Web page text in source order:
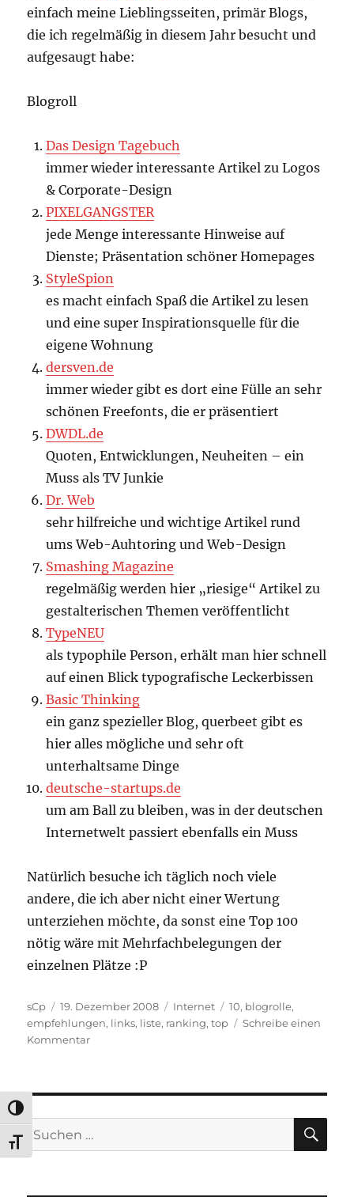
UMSCHALTEN AUF HOHE KONTRASTE
SCHRIFT VERGRÖSSERN
einfach meine Lieblingsseiten, primär Blogs,
die ich regelmäßig in diesem Jahr besucht und
aufgesaugt habe:
Blogroll
Das Design Tagebuch
immer wieder interessante Artikel zu Logos
& Corporate-Design
PIXELGANGSTER
jede Menge interessante Hinweise auf
Dienste; Präsentation schöner Homepages
StyleSpion
es macht einfach Spaß die Artikel zu lesen
und eine super Inspirationsquelle für die
eigene Wohnung
dersven.de
immer wieder gibt es dort eine Fülle an sehr
schönen Freefonts, die er präsentiert
DWDL.de
Quoten, Entwicklungen, Neuheiten – ein
Muss als TV Junkie
Dr. Web
sehr hilfreiche und wichtige Artikel rund
ums Web-Auhtoring und Web-Design
Smashing Magazine
regelmäßig werden hier „riesige“ Artikel zu
gestalterischen Themen veröffentlicht
TypeNEU
als typophile Person, erhält man hier schnell
auf einen Blick typografische Leckerbissen
Basic Thinking
ein ganz spezieller Blog, querbeet gibt es
hier alles mögliche und sehr oft
unterhaltsame Dinge
deutsche-startups.de
um am Ball zu bleiben, was in der deutschen
Internetwelt passiert ebenfalls ein Muss
Natürlich besuche ich täglich noch viele
andere, die ich aber nicht einer Wertung
unterziehen möchte, da sonst eine Top 100
nötig wäre mit Mehrfachbelegungen der
einzelnen Plätze :P
Autor
sCp
Veröffentlicht
am
19. Dezember 2008 Kategorien
Internet Schlagwörter
10, blogrolle,
empfehlungen, links, liste, ranking,top
Schreibe einen
Kommentarzu
2008
Suchen
nach: